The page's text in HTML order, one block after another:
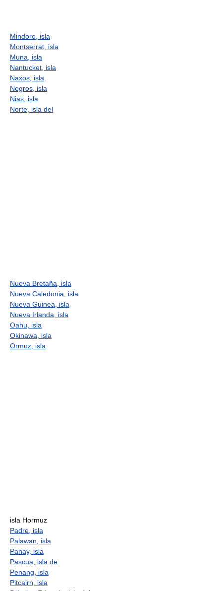
Mindoro, isla
Montserrat, isla
Muna, isla
Nantucket, isla
Naxos, isla
Negros, isla
Nias, isla
Norte, isla del
Nueva Bretaña, isla
Nueva Caledonia, isla
Nueva Guinea, isla
Nueva Irlanda, isla
Oahu, isla
Okinawa, isla
Ormuz, isla
isla Hormuz
Padre, isla
Palawan, isla
Panay, isla
Pascua, isla de
Penang, isla
Pitcairn, isla